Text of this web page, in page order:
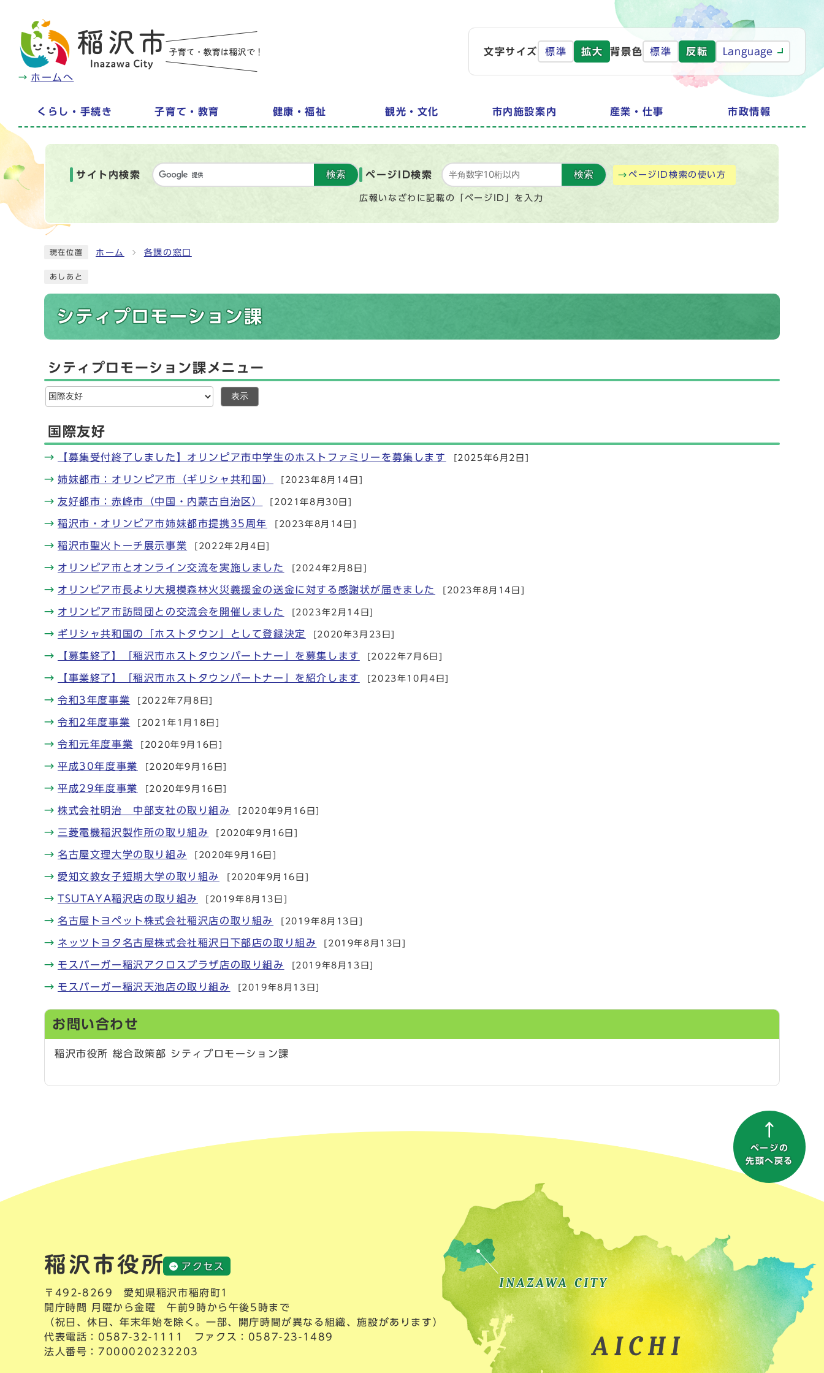
ホームへ
文字サイズ 標準 拡大 背景色 標準 反転 Language
くらし・手続き 子育て・教育 健康・福祉 観光・文化 市内施設案内 産業・仕事 市政情報
サイト内検索 検索 ページID検索
広報いなざわに記載の「ページID」を入力
検索 ページID検索の使い方
現在位置 ホーム 各課の窓口
あしあと
シティプロモーション課
シティプロモーション課メニュー
表示
国際友好
【募集受付終了しました】オリンピア市中学生のホストファミリーを募集します [2025年6月2日]
姉妹都市：オリンピア市（ギリシャ共和国） [2023年8月14日]
友好都市：赤峰市（中国・内蒙古自治区） [2021年8月30日]
稲沢市・オリンピア市姉妹都市提携35周年 [2023年8月14日]
稲沢市聖火トーチ展示事業 [2022年2月4日]
オリンピア市とオンライン交流を実施しました [2024年2月8日]
オリンピア市長より大規模森林火災義援金の送金に対する感謝状が届きました [2023年8月14日]
オリンピア市訪問団との交流会を開催しました [2023年2月14日]
ギリシャ共和国の「ホストタウン」として登録決定 [2020年3月23日]
【募集終了】「稲沢市ホストタウンパートナー」を募集します [2022年7月6日]
【事業終了】「稲沢市ホストタウンパートナー」を紹介します [2023年10月4日]
令和3年度事業 [2022年7月8日]
令和2年度事業 [2021年1月18日]
令和元年度事業 [2020年9月16日]
平成30年度事業 [2020年9月16日]
平成29年度事業 [2020年9月16日]
株式会社明治 中部支社の取り組み [2020年9月16日]
三菱電機稲沢製作所の取り組み [2020年9月16日]
名古屋文理大学の取り組み [2020年9月16日]
愛知文教女子短期大学の取り組み [2020年9月16日]
TSUTAYA稲沢店の取り組み [2019年8月13日]
名古屋トヨペット株式会社稲沢店の取り組み [2019年8月13日]
ネッツトヨタ名古屋株式会社稲沢日下部店の取り組み [2019年8月13日]
モスバーガー稲沢アクロスプラザ店の取り組み [2019年8月13日]
モスバーガー稲沢天池店の取り組み [2019年8月13日]
お問い合わせ
稲沢市役所 総合政策部 シティプロモーション課
ページの
先頭へ戻る
アクセス
〒492-8269 愛知県稲沢市稲府町1
開庁時間 月曜から金曜 午前9時から午後5時まで
（祝日、休日、年末年始を除く。一部、開庁時間が異なる組織、施設があります）
代表電話： 0587-32-1111
ファクス：0587-23-1489
法人番号：7000020232203